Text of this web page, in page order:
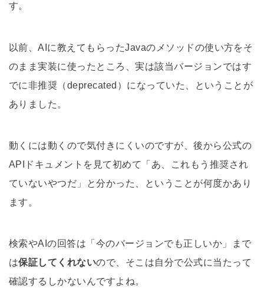
す。
以前、AIに教えてもらったJavaのメソッドの使い方をそ
のまま実装に使ったところ、実は該当バージョンではす
でに非推奨（deprecated）になっていた、ということが
ありました。
動くには動くので気付きにくいのですが、後から公式の
APIドキュメントを見て初めて「あ、これもう推奨され
ていないやつだ」と分かった、ということが何度かあり
ます。
検索やAIの回答は「今のバージョンでも正しいか」まで
は保証してくれないので、そこは自分で公式に当たって
確認するしかないんですよね。